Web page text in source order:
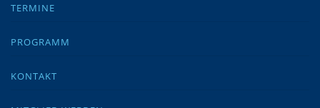
TERMINE
PROGRAMM
KONTAKT